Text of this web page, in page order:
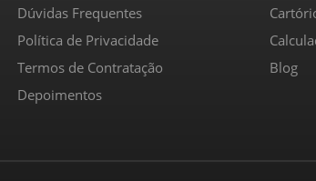
Dúvidas Frequentes
Política de Privacidade
Termos de Contratação
Depoimentos
Blog